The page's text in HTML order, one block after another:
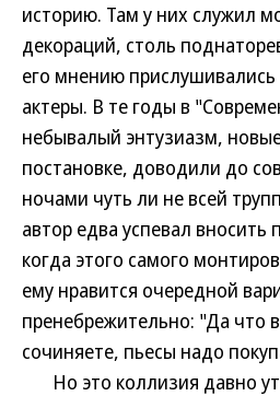
историю. Там у них служил
декораций, столь
его мнению
актеры. В те годы в
небывалый энтузиазм,
постановке, доводили до
ночами чуть ли не всей
автор едва успевал вносить
когда этого самого
ему нравится очередной
пренебрежительно: "Да что
сочиняете, пьесы надо
Но это коллизия давно